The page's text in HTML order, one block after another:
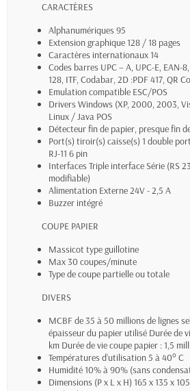
CARACTÈRES
Alphanumériques 95
Extension graphique 128 / 18 pages
Caractères internationaux 14
Codes barres UPC – A, UPC-E, EAN-
128, ITF, Codabar, 2D :PDF 417, QR
Emulation compatible ESC/POS
Drivers Windows (XP, 2000, 2003,
Linux / Java POS
Détecteur fin de papier, presque fin
Port(s) tiroir(s) caisse(s) 1 double
RJ-11 6 pin
Interfaces Triple interface Série (RS
modifiable)
Alimentation Externe 24V - 2,5 A
Buzzer intégré
COUPE PAPIER
Massicot type guillotine
Max 30 coupes/minute
Type de coupe partielle ou totale
DIVERS
MCBF de 35 à 50 millions de lignes
épaisseur du papier utilisé Durée de
km Durée de vie coupe papier : 1,5
Températures d’utilisation 5 à 40° C
Humidité 10% à 90% (sans
Dimensions (P x L x H) 165 x 135 x